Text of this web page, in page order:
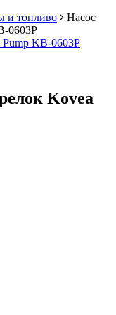
и топливо
Насос
0603P
Kovea